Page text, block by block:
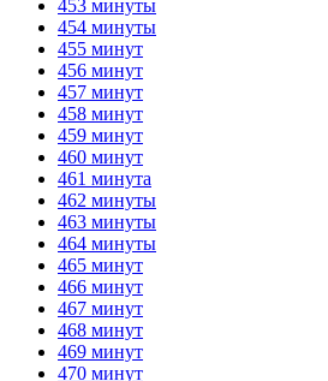
453 минуты
454 минуты
455 минут
456 минут
457 минут
458 минут
459 минут
460 минут
461 минута
462 минуты
463 минуты
464 минуты
465 минут
466 минут
467 минут
468 минут
469 минут
470 минут